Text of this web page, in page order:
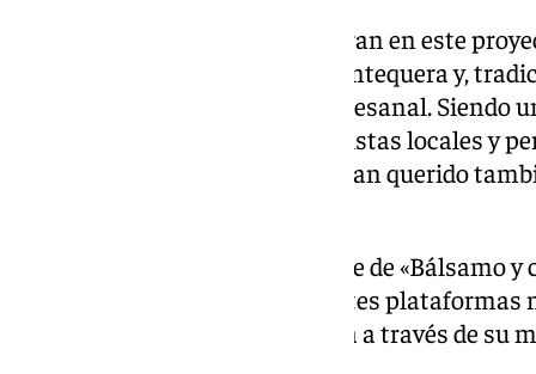
Entre las letras que se encuentran en este
relacionados con la ciudad de Antequera y,
porra antequerana de forma artesanal. Siendo
acompañado otras voces de artistas locales y
mundo de la música pero que, han querido
Un proyecto que, lleva el nombre de «Bálsamo y
disfrutar a través de las diferentes plataformas
dar voz al recuerdo de su familia a través de su